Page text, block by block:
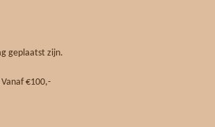
geplaatst zijn.
€100,-